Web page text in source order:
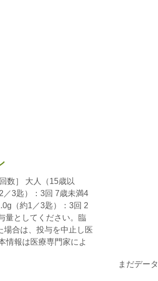
数］ 大人（15歳以
3匙）：3回 7歳未満4
（約1／3匙）：3回 2
量としてください。臨
場合は、投与を中止し医
情報は医療専門家によ
まだデー